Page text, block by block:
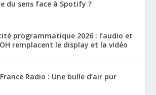
du sens face à Spotify ?
programmatique 2026 : l’audio et
remplacent le display et la vidéo
Radio : Une bulle d’air pur